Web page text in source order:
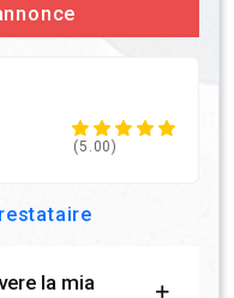
(5.00)
la mia